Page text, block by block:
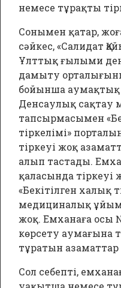
Поиск
Полезная
docx
Скрининг!
медицинский
Размер:15.34 Кб
СкачатьПосмотреть
docx
Использование
Размер:14.45 Кб
СкачатьПосмотреть
немесе тұрақты
Сонымен қатар,
сәйкес, «Салидат
Ұлттық ғылыми
дамыту
бойынша аумақтық
Денсаулық сақтау
тапсырмасымен
тіркелімі»
тіркеуі жоқ
алып тастады.
қаласында тіркеуі
«Бекітілген халық
медициналық
жоқ. Емханаға осы
көрсету аумағына
тұратын азаматтар
Сол себепті,